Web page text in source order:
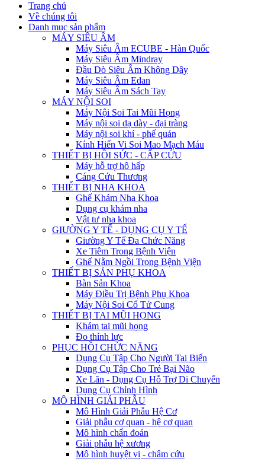
Trang chủ
Về chúng tôi
Danh mục sản phẩm
MÁY SIÊU ÂM
Máy Siêu Âm ECUBE - Hàn Quốc
Máy Siêu Âm Mindray
Đầu Dò Siêu Âm Không Dây
Máy Siêu Âm Edan
Máy Siêu Âm Sách Tay
MÁY NỘI SOI
Máy Nội Soi Tai Mũi Họng
Máy nội soi dạ dày - đại tràng
Máy nội soi khí - phế quản
Kính Hiển Vi Soi Mao Mạch Máu
THIẾT BỊ HỒI SỨC - CẤP CỨU
Máy hỗ trợ hô hấp
Cáng Cứu Thương
THIẾT BỊ NHA KHOA
Ghế Khám Nha Khoa
Dụng cụ khám nha
Vật tư nha khoa
GIƯỜNG Y TẾ - DỤNG CỤ Y TẾ
Giường Y Tế Đa Chức Năng
Xe Tiêm Trong Bệnh Viện
Ghế Nằm Ngồi Trong Bệnh Viện
THIẾT BỊ SẢN PHỤ KHOA
Bàn Sản Khoa
Máy Điều Trị Bệnh Phụ Khoa
Máy Nội Soi Cổ Tử Cung
THIẾT BỊ TAI MŨI HỌNG
Khám tai mũi họng
Đo thính lực
PHỤC HỒI CHỨC NĂNG
Dụng Cụ Tập Cho Người Tai Biến
Dụng Cụ Tập Cho Trẻ Bại Não
Xe Lăn - Dụng Cụ Hỗ Trợ Di Chuyển
Dụng Cụ Chỉnh Hình
MÔ HÌNH GIẢI PHẪU
Mô Hình Giải Phẫu Hệ Cơ
Giải phẫu cơ quan - hệ cơ quan
Mô hình chẩn đoán
Giải phẫu hệ xương
Mô hình huyệt vị - châm cứu